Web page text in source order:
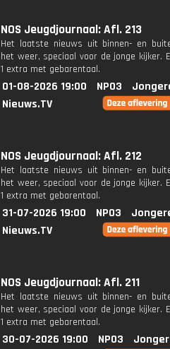
NOS Jeugdjournaal: Afl. 213
Het laatste nieuws uit binnen- en
het weer, speciaal voor de jonge kijker.
1 extra met gebarentaal.
01-08-2026 19:00 NPO3
Nieuws.TV
NOS Jeugdjournaal: Afl. 212
Het laatste nieuws uit binnen- en
het weer, speciaal voor de jonge kijker.
1 extra met gebarentaal.
31-07-2026 19:00 NPO3
Nieuws.TV
NOS Jeugdjournaal: Afl. 211
Het laatste nieuws uit binnen- en
het weer, speciaal voor de jonge kijker.
1 extra met gebarentaal.
30-07-2026 19:00 NPO3